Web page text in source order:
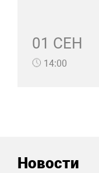
01 СЕН
14:00
Новости